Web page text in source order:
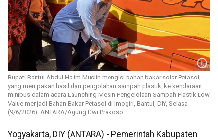
Bupati Bantul Abdul Halim Muslih mengisi bahan bakar solar Petasol,
yang merupakan hasil dari pengolahan sampah plastik, ke kendaraan
minibus dalam acara Launching Mesin Pengelolaan Sampah Plastik Low
Value menjadi Bahan Bakar Petasol di Imogiri, Bantul, DIY, Selasa
(9/6/2026). ANTARA/Agung Dwi Prakoso
Yogyakarta, DIY (ANTARA) - Pemerintah Kabupaten